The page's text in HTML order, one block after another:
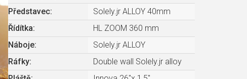
Představec:
Solely.jr ALLOY 40mm
Řídítka:
HL ZOOM 360 mm
Náboje:
Solely.jr ALLOY
Ráfky:
Double wall Solely.jr alloy